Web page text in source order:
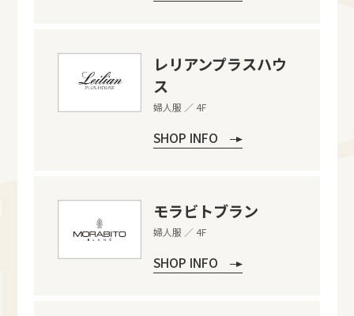
レリアンプラスハウ
ス
婦人服 ／ 4F
SHOP INFO
モラビトブラン
婦人服 ／ 4F
SHOP INFO